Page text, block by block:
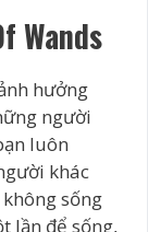
Wands
hưởng
người
luôn
khác
sống
lần để sống,